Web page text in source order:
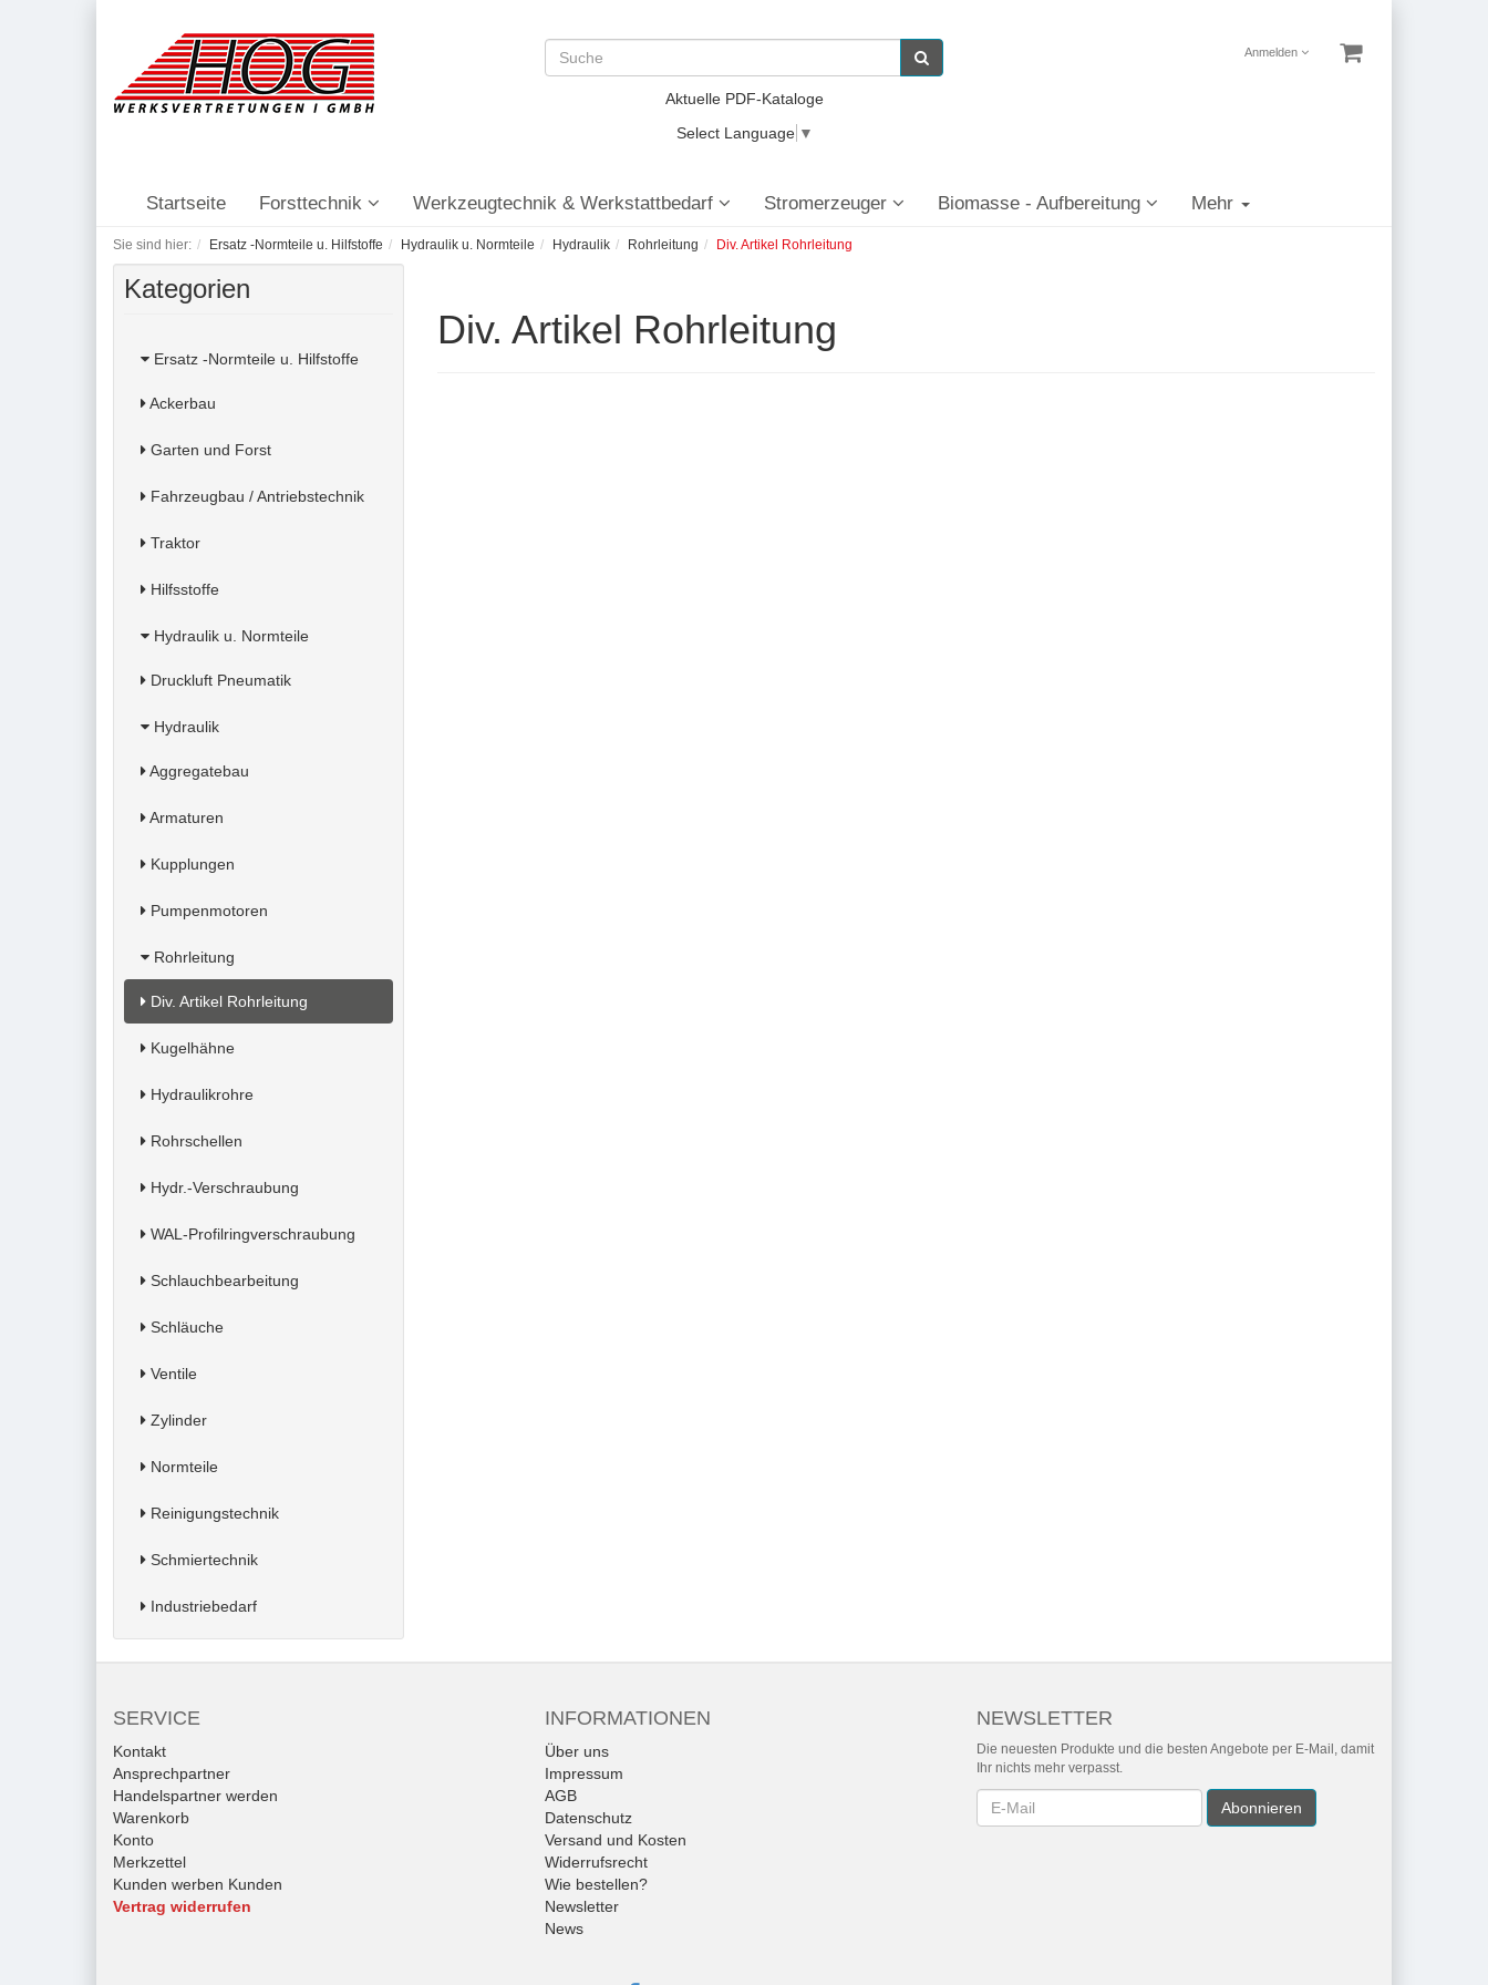
Anmelden
Aktuelle PDF-Kataloge
Select Language ▼
Startseite Forsttechnik Werkzeugtechnik & Werkstattbedarf Stromerzeuger Biomasse - Aufbereitung Mehr
Sie sind hier: Ersatz -Normteile u. Hilfstoffe Hydraulik u. Normteile Hydraulik Rohrleitung Div. Artikel Rohrleitung
Kategorien
Ersatz -Normteile u. Hilfstoffe
Ackerbau
Garten und Forst
Fahrzeugbau / Antriebstechnik
Traktor
Hilfsstoffe
Hydraulik u. Normteile
Druckluft Pneumatik
Hydraulik
Aggregatebau
Armaturen
Kupplungen
Pumpenmotoren
Rohrleitung
Div. Artikel Rohrleitung
Kugelhähne
Hydraulikrohre
Rohrschellen
Hydr.-Verschraubung
WAL-Profilringverschraubung
Schlauchbearbeitung
Schläuche
Ventile
Zylinder
Normteile
Reinigungstechnik
Schmiertechnik
Industriebedarf
Div. Artikel Rohrleitung
SERVICE
Kontakt
Ansprechpartner
Handelspartner werden
Warenkorb
Konto
Merkzettel
Kunden werben Kunden
Vertrag widerrufen
INFORMATIONEN
Über uns
Impressum
AGB
Datenschutz
Versand und Kosten
Widerrufsrecht
Wie bestellen?
Newsletter
News
NEWSLETTER
Die neuesten Produkte und die besten Angebote per E-Mail, damit
Ihr nichts mehr verpasst.
Newsletter Abonnieren